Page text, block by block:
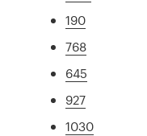
190
768
645
927
1030